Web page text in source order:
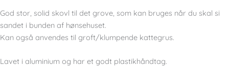
God stor, solid skovl til det grove, som kan bruges når du skal si
sandet i bunden af hønsehuset.
Kan også anvendes til groft/klumpende kattegrus.
Lavet i aluminium og har et godt plastikhåndtag.